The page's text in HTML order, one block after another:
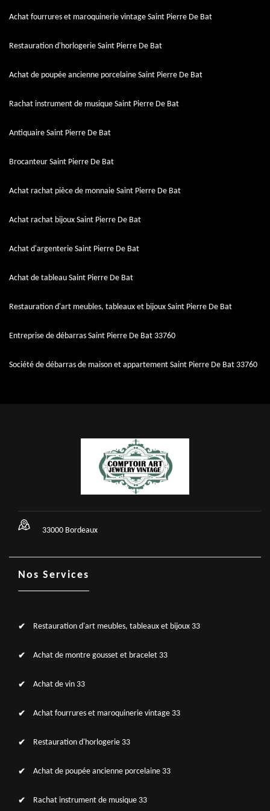
Achat fourrures et maroquinerie vintage Saint Pierre De Bat
Restauration d'horlogerie Saint Pierre De Bat
Achat de poupée ancienne porcelaine Saint Pierre De Bat
Rachat instrument de musique Saint Pierre De Bat
Antiquaire Saint Pierre De Bat
Brocanteur Saint Pierre De Bat
Achat rachat pièce de monnaie Saint Pierre De Bat
Achat rachat bijoux Saint Pierre De Bat
Achat d'argenterie Saint Pierre De Bat
Achat de tableau Saint Pierre De Bat
Restauration d'art meubles, tableaux et bijoux Saint Pierre De Bat
Entreprise de débarras Saint Pierre De Bat 33760
Société de débarras de maison et appartement Saint Pierre De Bat 33760
33000 Bordeaux
Nos Services
Restauration d'art meubles, tableaux et bijoux 33
Achat de montre gousset et bracelet 33
Achat de vin 33
Achat fourrures et maroquinerie vintage 33
Restauration d'horlogerie 33
Achat de poupée ancienne porcelaine 33
Rachat instrument de musique 33